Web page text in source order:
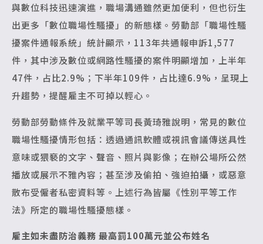
與數位科技迅速演進，職場溝通雖然更加便利，但也衍生
出更多「數位職場性騷擾」的新態樣。勞動部「職場性騷
擾案件通報系統」統計顯示，113年共通報申訴1,577
件，其中涉及數位或網路性騷擾的案件明顯增加，上半年
47件，占比2.9%；下半年109件，占比達6.9%，呈現上
升趨勢，提醒雇主不可掉以輕心。
勞動部勞動條件及就業平等司長黃琦雅說明，常見的數位
職場性騷擾情形包括：透過通訊軟體或視訊會議傳送具性
意味或猥褻的文字、聲音、照片與影像；在辦公場所公然
播放或展示不雅內容；甚至涉及偷拍、強迫拍攝，或惡意
散布受僱者私密資料等。上述行為皆屬《性別平等工作
法》所定的職場性騷擾態樣。
雇主如未盡防治義務 最高罰100萬元並公布姓名